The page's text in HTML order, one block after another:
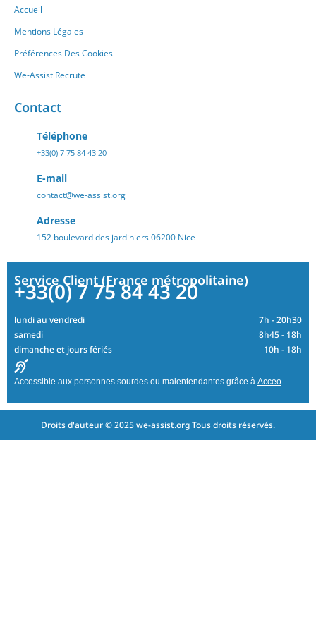
Accueil
Mentions Légales
Préférences Des Cookies
We-Assist Recrute
Contact
Téléphone
+33(0) 7 75 84 43 20
E-mail
contact@we-assist.org
Adresse
152 boulevard des jardiniers 06200 Nice
Service Client (France métropolitaine)
+33(0) 7 75 84 43 20
lundi au vendredi
7h - 20h30
samedi
8h45 - 18h
dimanche et jours fériés
10h - 18h
Accessible aux personnes sourdes ou malentendantes grâce à Acceo.
Droits d'auteur © 2025 we-assist.org Tous droits réservés.